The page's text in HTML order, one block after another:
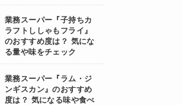
業務スーパー『子持ちカ
ラフトししゃもフライ』
のおすすめ度は？ 気にな
る量や味をチェック
業務スーパー『ラム・ジ
ンギスカン』のおすすめ
度は？ 気になる味や食べ